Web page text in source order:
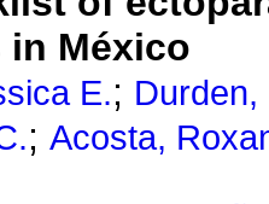
in México
E.; Durden,
; Acosta,